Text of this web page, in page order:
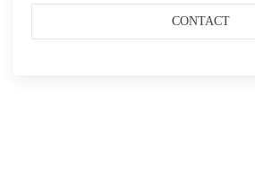
CONTACT